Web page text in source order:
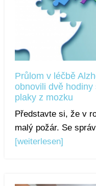
Průlom v léčbě
obnovili dvě
plaky z mozku
Představte si, že v
malý požár. Se
[weiterlesen]